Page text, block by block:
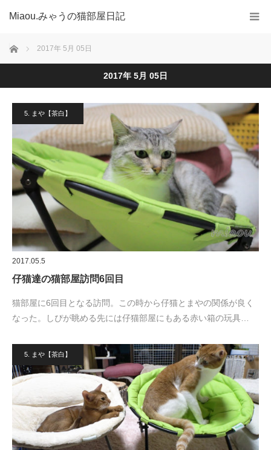
Miaou.みゃうの猫部屋日記
ホーム 2017年 5月 05日
2017年 5月 05日
5. まや【茶白】
2017.05.5
仔猫達の猫部屋訪問6回目
猫部屋に6回目となる訪問。この時から仔猫とまやの関係が良く
なった。しぴが眺める先には仔猫部屋にもある赤い箱の玩具…
5. まや【茶白】